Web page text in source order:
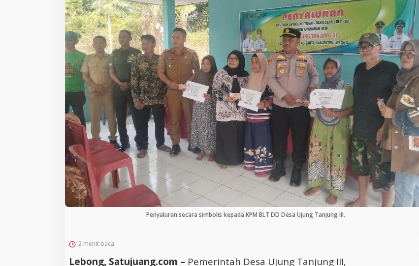
Penyaluran secara simbolis kepada KPM BLT DD Desa Ujung Tanjung III.
2 menit baca
Lebong, Satujuang.com – Pemerintah Desa Ujung Tanjung III,
Cara Efektif Mengelola Waktu untuk
Produktivitas Maksimal
Tanpa Skrip, Penuh Interaksi:
‘Beghusik Ghumah Nggi’ Hadirkan
Ruang Digital Seperti Rumah Sendiri
Waspada! Gaya Hidup Modern Picu
Obesitas di Usia Produktif, Begini
Cara Mengatasinya